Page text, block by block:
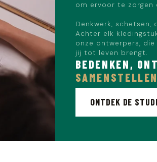
om ervoor te
Denkwerk, schetsen,
Achter elk
onze ontwerpers,
jij tot leven brengt.
BEDENKEN,
ONTDEK DE